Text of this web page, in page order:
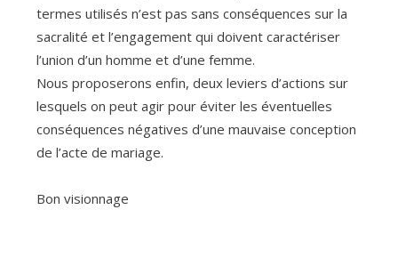
termes utilisés n’est pas sans conséquences sur la
sacralité et l’engagement qui doivent caractériser
l’union d’un homme et d’une femme.
Nous proposerons enfin, deux leviers d’actions sur
lesquels on peut agir pour éviter les éventuelles
conséquences négatives d’une mauvaise conception
de l’acte de mariage.
Bon visionnage